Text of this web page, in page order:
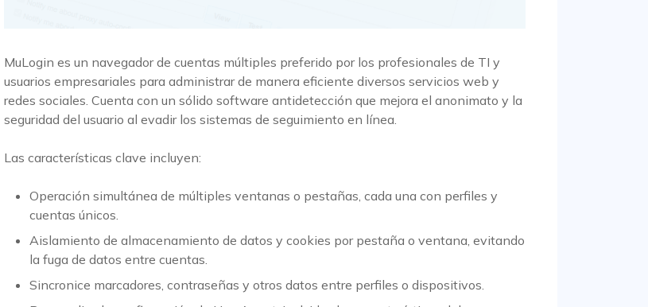
MuLogin es un navegador de cuentas múltiples preferido por los profesionales de TI y
usuarios empresariales para administrar de manera eficiente diversos servicios web y
redes sociales. Cuenta con un sólido software antidetección que mejora el anonimato y la
seguridad del usuario al evadir los sistemas de seguimiento en línea.
Las características clave incluyen:
Operación simultánea de múltiples ventanas o pestañas, cada una con perfiles y
cuentas únicos.
Aislamiento de almacenamiento de datos y cookies por pestaña o ventana, evitando
la fuga de datos entre cuentas.
Sincronice marcadores, contraseñas y otros datos entre perfiles o dispositivos.